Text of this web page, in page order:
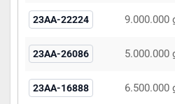
23AA-22224 9.000.000
23AA-26086 5.000.000
23AA-16888 6.500.000